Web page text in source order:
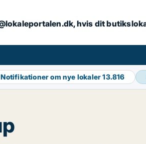
hvis dit
Notifikationer om nye lokaler13.816